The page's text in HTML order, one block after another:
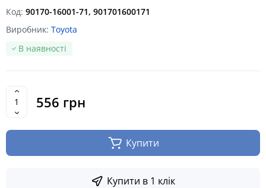
Код: 90170-16001-71, 901701600171
Виробник: Toyota
В наявності
556 грн
Купити
Купити в 1 клік